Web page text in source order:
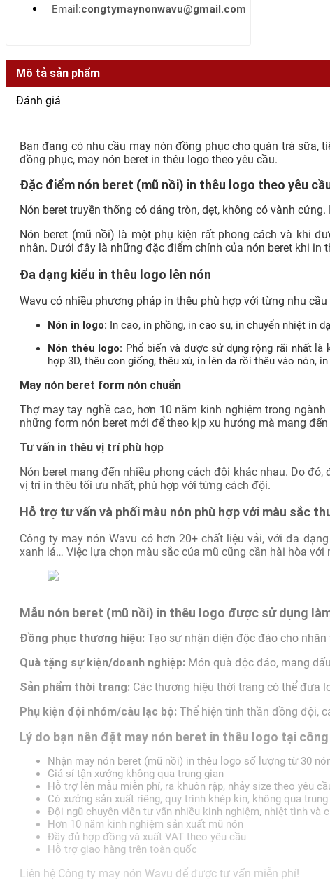
Email:congtymaynonwavu@gmail.com
Mô tả sản phẩm
Đánh giá
Bạn đang có nhu cầu may nón đồng phục cho quán trà sữa,
đồng phục, may nón beret in thêu logo theo yêu cầu.
Đặc điểm nón beret (mũ nồi) in thêu logo theo yêu
Nón beret truyền thống có dáng tròn, dẹt, không có vành
Nón beret (mũ nồi) là một phụ kiện rất phong cách và khi
nhân. Dưới đây là những đặc điểm chính của nón beret khi in
Đa dạng kiểu in thêu logo lên nón
Wavu có nhiều phương pháp in thêu phù hợp với từng nhu
Nón in logo: In cao, in phồng, in cao su, in chuyển nhiệt in
Nón thêu logo: Phổ biến và được sử dụng rộng rãi nhất là
hợp 3D, thêu con giống, thêu xù, in lên da rồi thêu vào nón,
May nón beret form nón chuẩn
Thợ may tay nghề cao, hơn 10 năm kinh nghiệm trong
những form nón beret mới để theo kịp xu hướng mà mang
Tư vấn in thêu vị trí phù hợp
Nón beret mang đến nhiều phong cách đội khác nhau. Do
vị trí in thêu tối ưu nhất, phù hợp với từng cách đội.
Hỗ trợ tư vấn và phối màu nón phù hợp với màu sắc
Công ty may nón Wavu có hơn 20+ chất liệu vải, với đa
xanh lá… Việc lựa chọn màu sắc của mũ cũng cần hài hòa
Mẫu nón beret (mũ nồi) in thêu logo được sử dụng
Đồng phục thương hiệu: Tạo sự nhận diện độc đáo cho
Quà tặng sự kiện/doanh nghiệp: Món quà độc đáo, mang
Sản phẩm thời trang: Các thương hiệu thời trang có thể đưa
Phụ kiện đội nhóm/câu lạc bộ: Thể hiện tinh thần đồng đội,
Lý do bạn nên đặt may nón beret in thêu logo tại
Nhận may nón beret (mũ nồi) in thêu logo số lượng từ 30
Giá sỉ tận xưởng không qua trung gian
Hỗ trợ lên mẫu miễn phí, ra khuôn rập, nhảy size theo yêu
Có xưởng sản xuất riêng, quy trình khép kín, không qua trung
Đội ngũ chuyên viên tư vấn nhiều kinh nghiệm, nhiệt tình và
Hơn 10 năm kinh nghiệm sản xuất mũ nón
Đầy đủ hợp đồng và xuất VAT theo yêu cầu
Hỗ trợ giao hàng trên toàn quốc
Liên hệ Công ty may nón Wavu để được tư vấn miễn phí!